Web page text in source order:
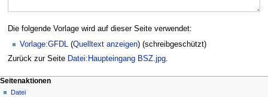
Die folgende Vorlage wird auf dieser Seite verwendet:
Vorlage:GFDL
(Quelltext anzeigen) (schreibgeschützt)
Zurück zur Seite Datei:Haupteingang BSZ.jpg.
Seitenaktionen
Datei